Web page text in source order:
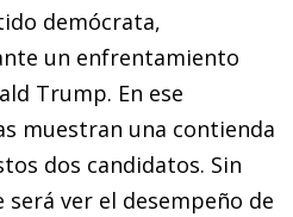
demócrata,
un enfrentamiento
Trump. En ese
muestran una contienda
dos candidatos. Sin
ver el desempeño de